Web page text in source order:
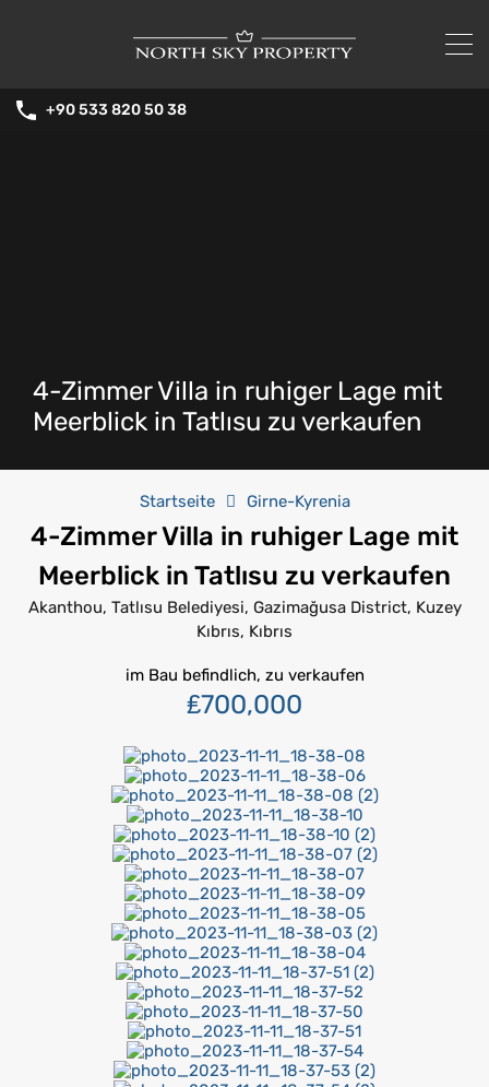
+90 533 820 50 38
4-Zimmer Villa in ruhiger Lage mit
Meerblick in Tatlısu zu verkaufen
Startseite Girne-Kyrenia
4-Zimmer Villa in ruhiger Lage mit
Meerblick in Tatlısu zu verkaufen
Akanthou, Tatlısu Belediyesi, Gazimağusa District, Kuzey
Kıbrıs, Kıbrıs
im Bau befindlich, zu verkaufen
₤700,000